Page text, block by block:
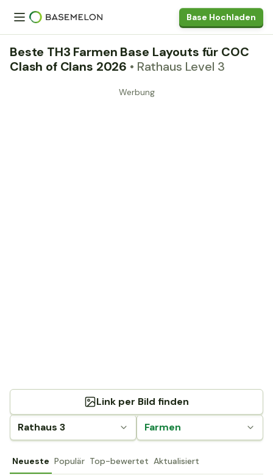
Base Hochladen
Beste TH3 Farmen Base Layouts für COC
Clash of Clans 2026 • Rathaus Level 3
Werbung
Rathaus 3 Farmen
Link per Bild finden
Neueste Populär Top-bewertet Aktualisiert